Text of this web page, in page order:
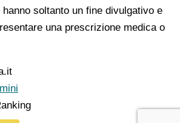
soltanto un fine divulgativo e
una prescrizione medica o